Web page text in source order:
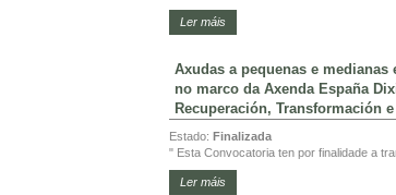
Ler máis
Axudas a pequenas e
no marco da Axenda España
Recuperación, Transformación
Estado: Finalizada
" Esta Convocatoria ten por finalidade a
Ler máis